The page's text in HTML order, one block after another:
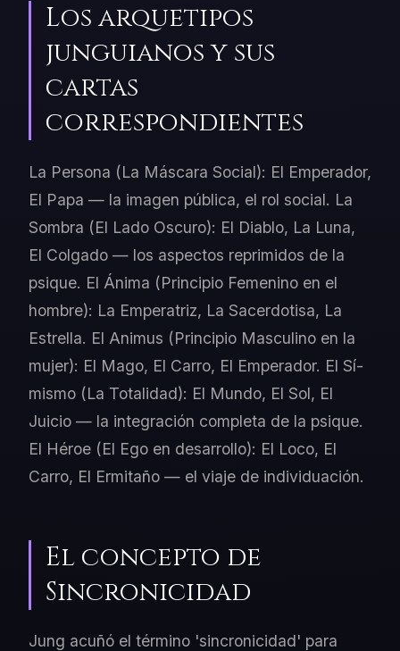
Los arquetipos
junguianos y sus
cartas
correspondientes
La Persona (La Máscara Social): El Emperador,
El Papa — la imagen pública, el rol social. La
Sombra (El Lado Oscuro): El Diablo, La Luna,
El Colgado — los aspectos reprimidos de la
psique. El Ánima (Principio Femenino en el
hombre): La Emperatriz, La Sacerdotisa, La
Estrella. El Animus (Principio Masculino en la
mujer): El Mago, El Carro, El Emperador. El Sí-
mismo (La Totalidad): El Mundo, El Sol, El
Juicio — la integración completa de la psique.
El Héroe (El Ego en desarrollo): El Loco, El
Carro, El Ermitaño — el viaje de individuación.
El concepto de
Sincronicidad
Jung acuñó el término 'sincronicidad' para